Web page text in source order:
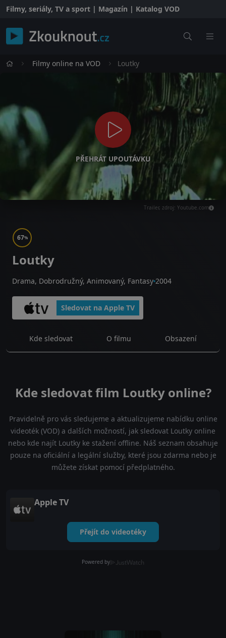
Filmy, seriály, TV a sport | Magazín | Katalog VOD
Filmy online na VOD Loutky
PŘEHRÁT UPOUTÁVKU
Trailer, zdroj: Youtube.com
67%
Loutky
Drama, Dobrodružný, Animovaný, Fantasy 2004
Sledovat na Apple TV
Kde sledovat O filmu Obsazení
Kde sledovat film Loutky online?
Pravidelně pro vás sledujeme a aktualizujeme nabídku online
videoték (VOD) a dalších možností, jak sledovat Loutky online
nebo kde najít Loutky ke stažení offline. Náš seznam obsahuje
pouze na oficiální a legální služby, které jsou zdarma nebo je
můžete získat pomocí předplatného.
Apple TV
Přejít do videotéky
Powered by